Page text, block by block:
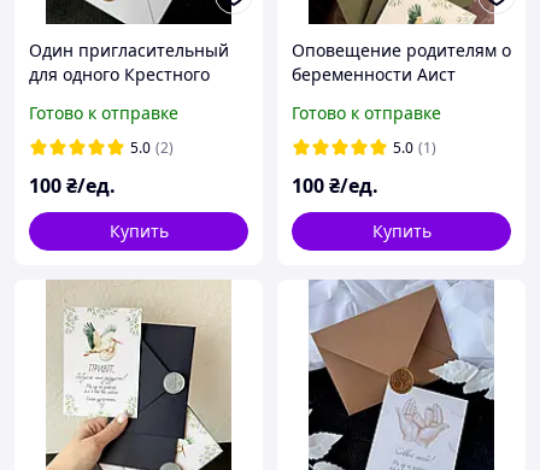
Один пригласительный
для одного Крестного
Готово к отправке
5.0 (2)
100₴/ед.
Купить
Оповещение родителям о
беременности Аист
Готово к отправке
5.0 (1)
100₴/ед.
Купить